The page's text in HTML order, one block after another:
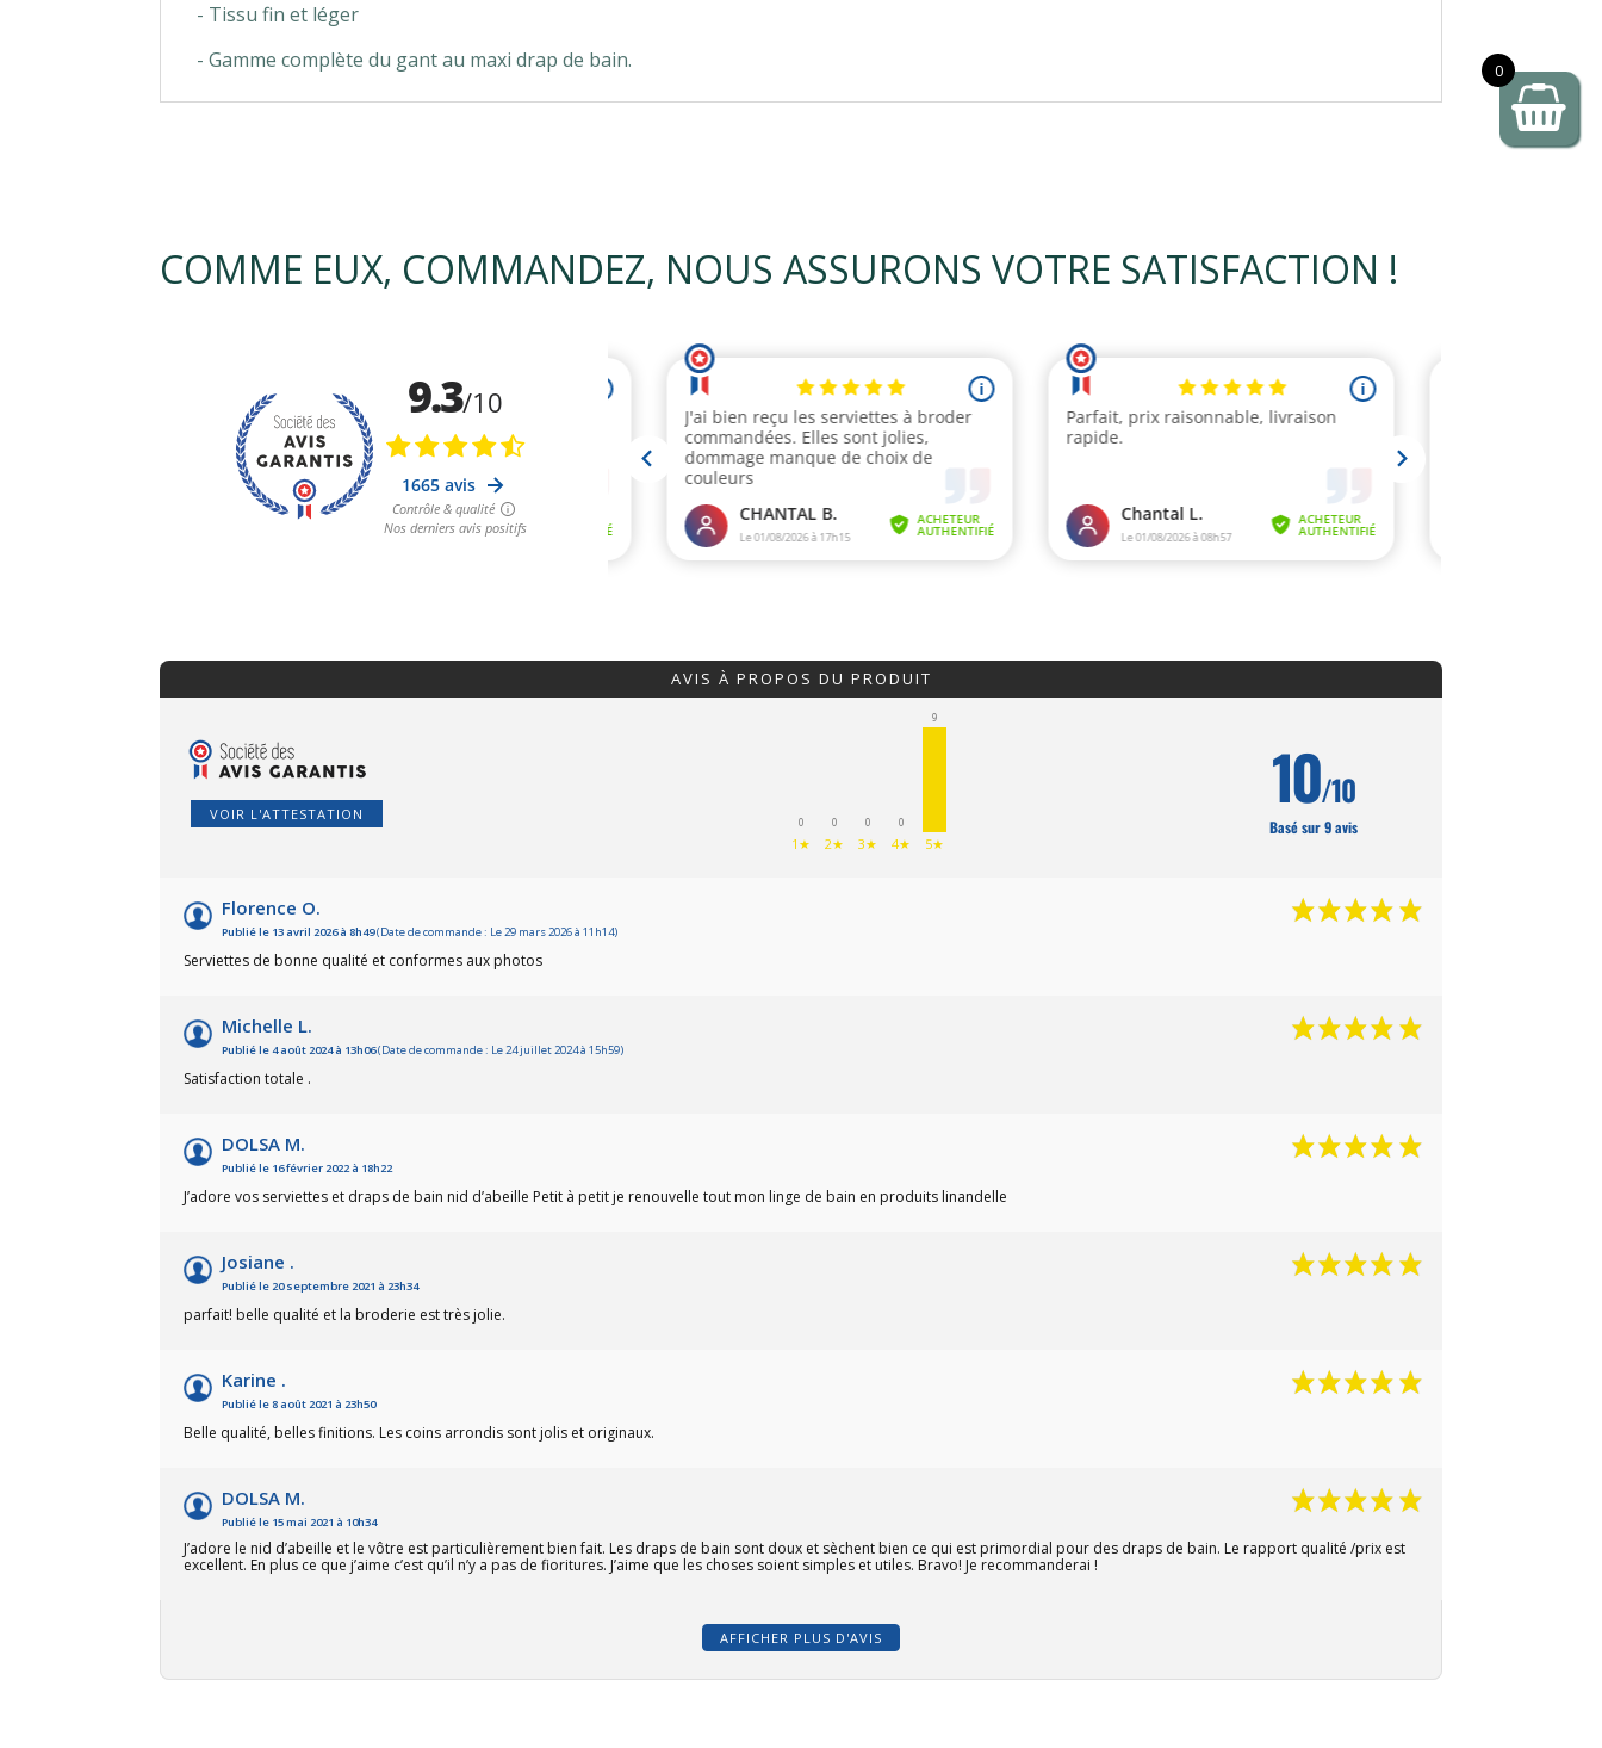
- Tissu fin et léger
- Gamme complète du gant au maxi drap de bain.
COMME EUX, COMMANDEZ, NOUS ASSURONS VOTRE SATISFACTION !
AVIS À PROPOS DU PRODUIT
VOIR L'ATTESTATION 0
1★
0
2★
0
3★
0
4★
9
5★
10/10
Basé sur 9 avis
Florence O.
Publié le 13 avril 2026 à 8h49(Date de commande : Le 29 mars 2026 à 11h14)
Serviettes de bonne qualité et conformes aux photos
Michelle L.
Publié le 4 août 2024 à 13h06(Date de commande : Le 24 juillet 2024 à 15h59)
Satisfaction totale .
DOLSA M.
Publié le 16 février 2022 à 18h22
J’adore vos serviettes et draps de bain nid d’abeille Petit à petit je renouvelle tout mon linge de bain en produits linandelle
Josiane .
Publié le 20 septembre 2021 à 23h34
parfait! belle qualité et la broderie est très jolie.
Karine .
Publié le 8 août 2021 à 23h50
Belle qualité, belles finitions. Les coins arrondis sont jolis et originaux.
DOLSA M.
Publié le 15 mai 2021 à 10h34
J’adore le nid d’abeille et le vôtre est particulièrement bien fait. Les draps de bain sont doux et sèchent bien ce qui est primordial pour des draps de bain. Le rapport qualité /prix est
excellent. En plus ce que j’aime c’est qu’il n’y a pas de fioritures. J’aime que les choses soient simples et utiles. Bravo! Je recommanderai !
AFFICHER PLUS D'AVIS
0